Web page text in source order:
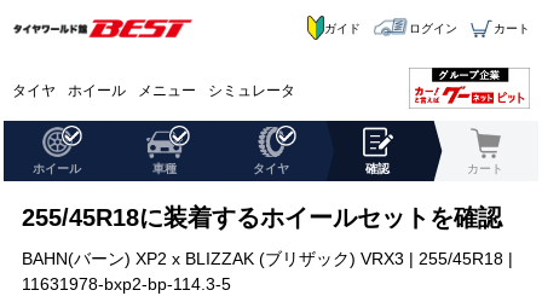
タイヤ ホイール メニュー シミュレータ
ガイド ログイン カート
ホイール 車種 タイヤ 確認 カート
255/45R18に装着するホイールセットを確認
BAHN(バーン) XP2 x BLIZZAK (ブリザック) VRX3 | 255/45R18 |
11631978-bxp2-bp-114.3-5